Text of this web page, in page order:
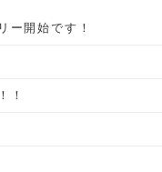
ー開始です！
！